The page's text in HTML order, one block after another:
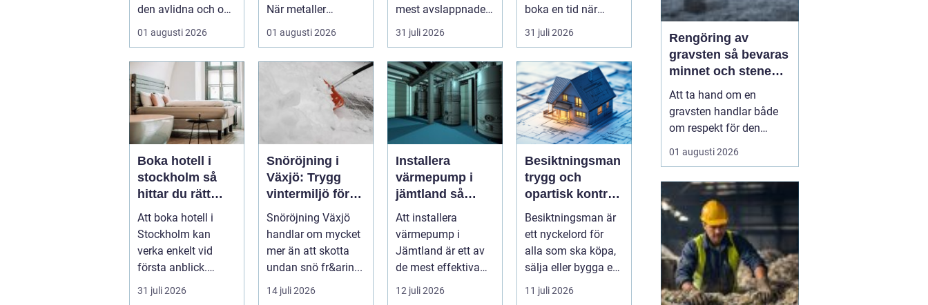
den avlidna och om
att bevara en viktig
plats...
01 augusti 2026
När metaller
återvinns sparas
stora mängder...
01 augusti 2026
mest avslappnade
sättet att ta en
större grupp från
punkt ...
31 juli 2026
boka en tid när
djuret är sjukt. För
många djurä...
31 juli 2026
Boka hotell i
stockholm så
hittar du rätt
boende för din
vistelse
Att boka hotell i
Stockholm kan
verka enkelt vid
första anblick.
Utbudet är stort,
standarden är gen...
31 juli 2026
Snöröjning i
Växjö: Trygg
vintermiljö för
både privat och
företag
Snöröjning Växjö
handlar om mycket
mer än att skotta
undan snö fr&arin...
14 juli 2026
Installera
värmepump i
jämtland så
väljer du rätt
lösning för kallt
klimat
Att installera
värmepump i
Jämtland är ett av
de mest effektiva
sätten att sänka
sina
12 juli 2026
Besiktningsman
trygg och
opartisk kontroll
av fastigheter
Besiktningsman är
ett nyckelord för
alla som ska köpa,
sälja eller bygga en
fastighet och vill ha
en...
11 juli 2026
Rengöring av
gravsten så bevaras
minnet och stenen
håller längre
Att ta hand om en
gravsten handlar både
om respekt för den
avlidna och om att
bevara en viktig plats för
Med rätt skötsel kan en
gravsten hålla sig vacker
i många år, oavsett om
den står på en solig
kulle, i skuggan under
stora...
01 augusti 2026